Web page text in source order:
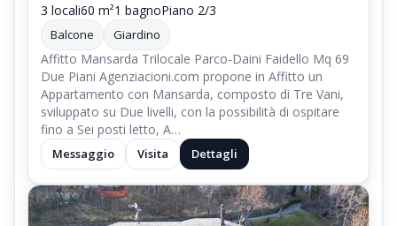
3 locali60 m²1 bagnoPiano 2/3
Balcone Giardino
Affitto Mansarda Trilocale Parco-Daini Faidello Mq 69
Due Piani Agenziacioni.com propone in Affitto un
Appartamento con Mansarda, composto di Tre Vani,
sviluppato su Due livelli, con la possibilità di ospitare
fino a Sei posti letto, A…
Messaggio Visita Dettagli